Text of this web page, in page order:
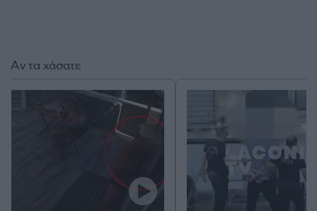
Αν τα χάσατε